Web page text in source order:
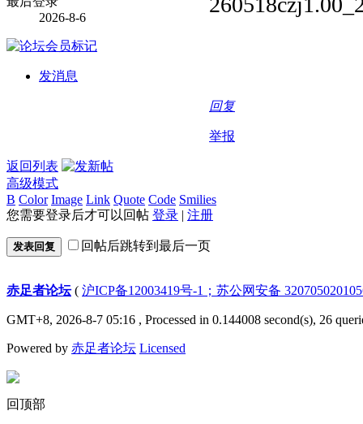
2026-8-6
发消息
回复
举报
返回列表
高级模式
B Color Image Link Quote Code Smilies
您需要登录后才可以回帖 登录 | 注册
发表回复 回帖后跳转到最后一页
赤足者论坛( 沪ICP备12003419号-1；苏公网安备
GMT+8, 2026-8-7 05:16 , Processed in 0.144008 second(s), 26
Powered by 赤足者论坛 Licensed
回顶部